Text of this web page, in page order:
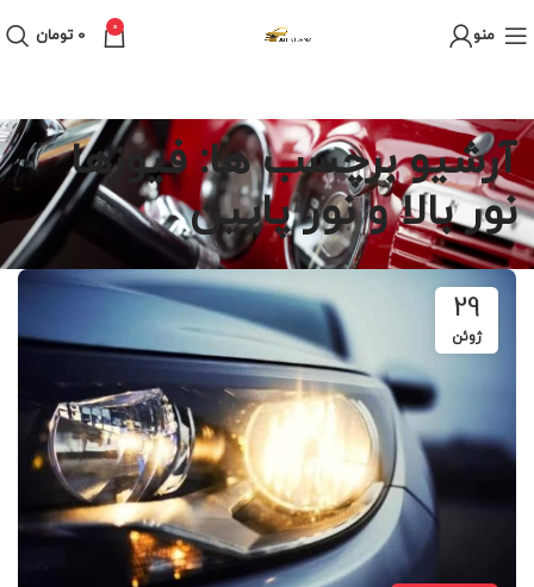
منو 0
0 تومان
آرشیو برچسب ها: فیوزها
نور بالا و نور پایین
29
ژوئن